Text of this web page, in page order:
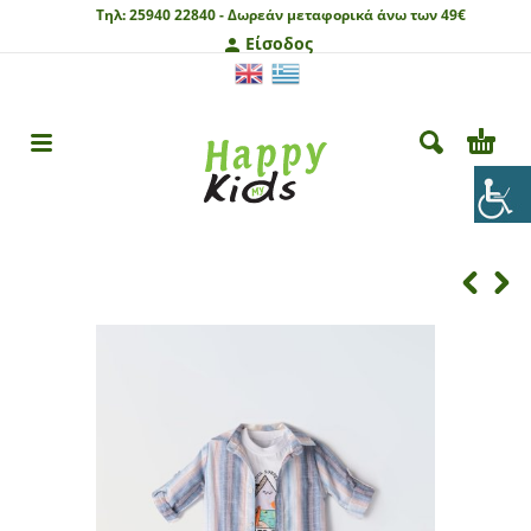
Τηλ:25940 22840 -Δωρεάν μεταφορικά άνω των 49€
Είσοδος